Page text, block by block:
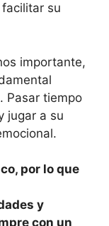
su
importante,
Pasar tiempo
jugar a su
por lo que
y
con un